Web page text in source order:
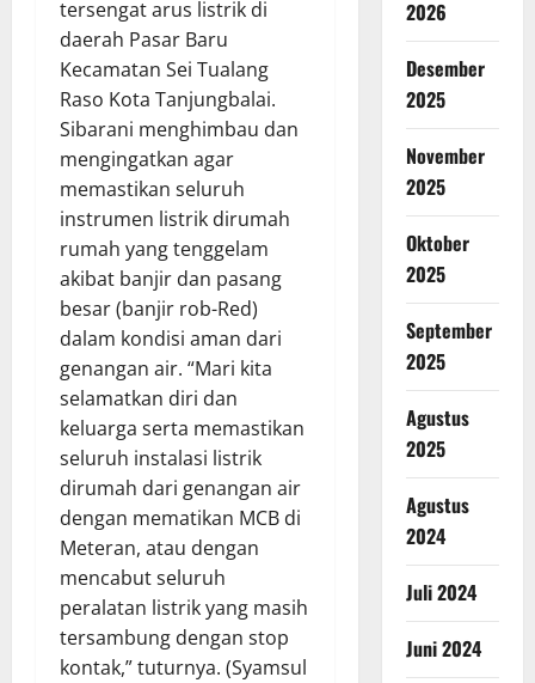
tersengat arus listrik di
daerah Pasar Baru
Kecamatan Sei Tualang
Raso Kota Tanjungbalai.
Sibarani menghimbau dan
mengingatkan agar
memastikan seluruh
instrumen listrik dirumah
rumah yang tenggelam
akibat banjir dan pasang
besar (banjir rob-Red)
dalam kondisi aman dari
genangan air. “Mari kita
selamatkan diri dan
keluarga serta memastikan
seluruh instalasi listrik
dirumah dari genangan air
dengan mematikan MCB di
Meteran, atau dengan
mencabut seluruh
peralatan listrik yang masih
tersambung dengan stop
kontak,” tuturnya. (Syamsul
2026
Desember
2025
November
2025
Oktober
2025
September
2025
Agustus
2025
Agustus
2024
Juli 2024
Juni 2024